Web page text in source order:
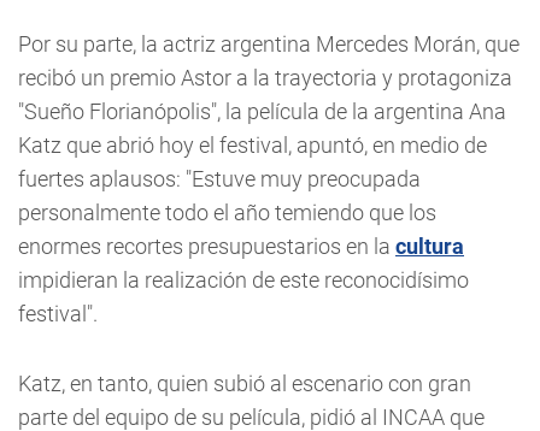
Por su parte, la actriz argentina Mercedes Morán, que
recibó un premio Astor a la trayectoria y protagoniza
"Sueño Florianópolis", la película de la argentina Ana
Katz que abrió hoy el festival, apuntó, en medio de
fuertes aplausos: "Estuve muy preocupada
personalmente todo el año temiendo que los
enormes recortes presupuestarios en la cultura
impidieran la realización de este reconocidísimo
festival".
Katz, en tanto, quien subió al escenario con gran
parte del equipo de su película, pidió al INCAA que